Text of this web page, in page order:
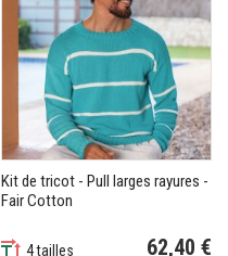
Kit de tricot - Pull larges rayures -
Fair Cotton
4 tailles 62,40 €